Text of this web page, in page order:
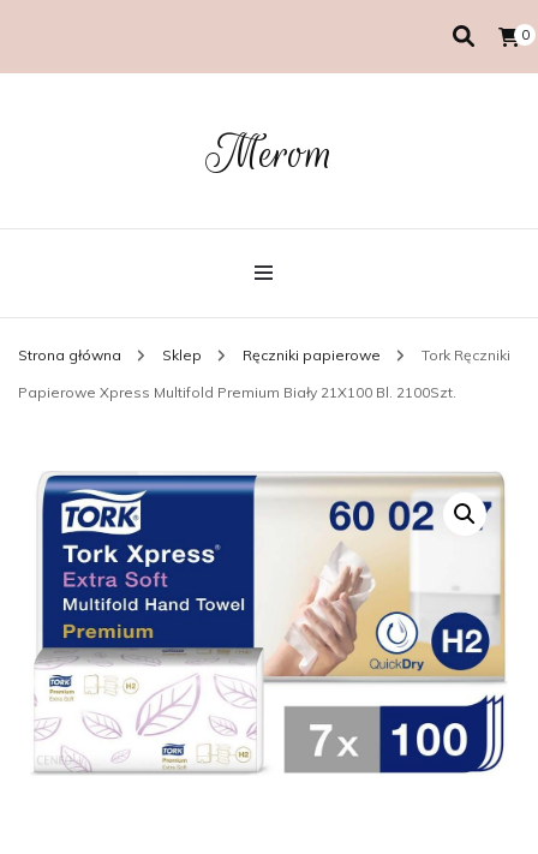
0
Merom
Strona główna Sklep Ręczniki papierowe Tork Ręczniki
Papierowe Xpress Multifold Premium Biały 21X100 Bl. 2100Szt.